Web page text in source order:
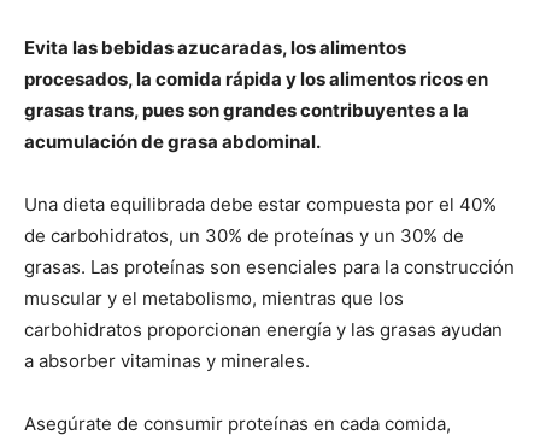
Evita las bebidas azucaradas, los alimentos
procesados, la comida rápida y los alimentos ricos en
grasas trans, pues son grandes contribuyentes a la
acumulación de grasa abdominal.
Una dieta equilibrada debe estar compuesta por el 40%
de carbohidratos, un 30% de proteínas y un 30% de
grasas. Las proteínas son esenciales para la construcción
muscular y el metabolismo, mientras que los
carbohidratos proporcionan energía y las grasas ayudan
a absorber vitaminas y minerales.
Asegúrate de consumir proteínas en cada comida,